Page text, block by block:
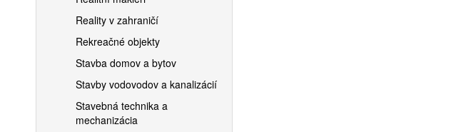
Reality v zahraničí
Rekreačné objekty
Stavba domov a bytov
Stavby vodovodov a kanalizácií
Stavebná technika a
mechanizácia